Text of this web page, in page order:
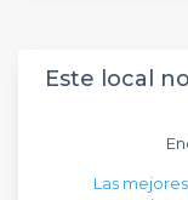
Este local
Las